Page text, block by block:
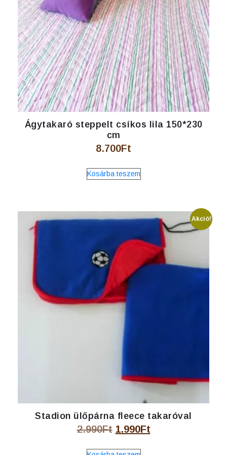
Ágytakaró steppelt csíkos lila 150*230
cm
8.700Ft
Kosárba teszem
Akció!
Stadion ülőpárna fleece takaróval
2.990Ft Original
1.990FtCurrent